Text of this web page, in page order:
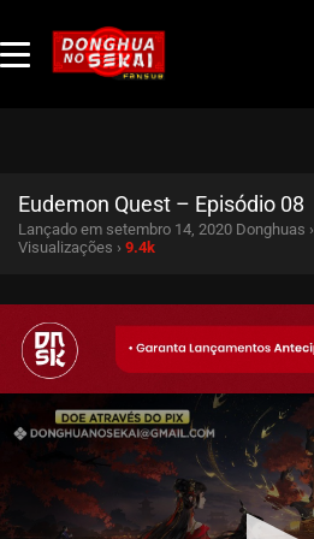
Eudemon Quest – Episódio 08
Lançado em setembro 14, 2020 Donghuas ›
Visualizações › 9.4k